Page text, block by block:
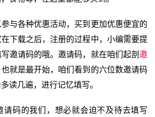
与各种优惠活动，买到更加优惠便宜的
下载之后，注册的过程中，小编需要提
邀请码的哦。邀请码，就在咱们起剖 邀
就是最开始，咱们看到的六位数邀请码
读几遍，进行记忆填写。
请码的我们，想必就会迫不及待去填写